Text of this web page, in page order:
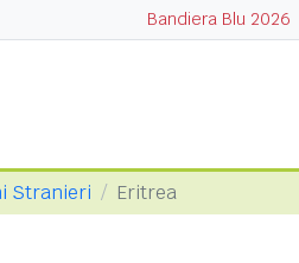
Bandiera Blu 2026
Stranieri Eritrea